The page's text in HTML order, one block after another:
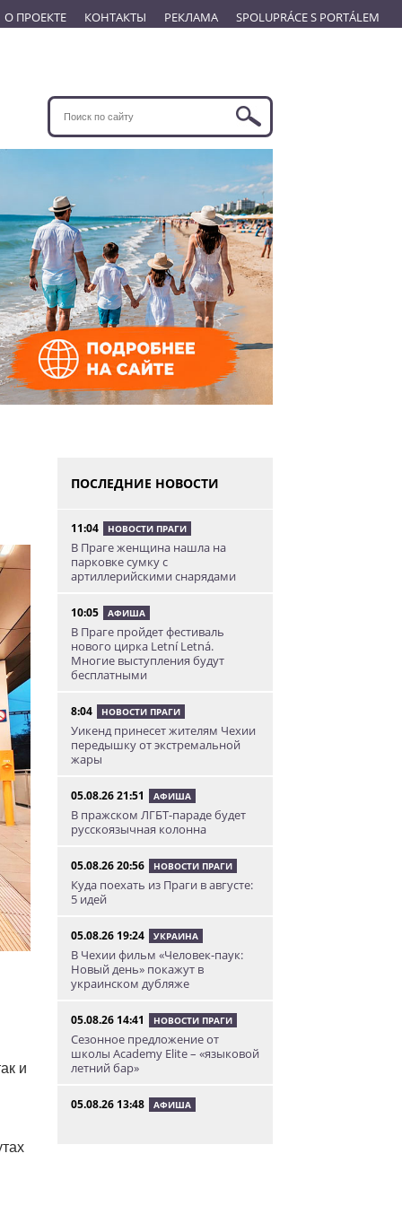
О ПРОЕКТЕ КОНТАКТЫ РЕКЛАМА SPOLUPRÁCE S PORTÁLEM
и
ПОСЛЕДНИЕ НОВОСТИ
11:04 НОВОСТИ ПРАГИ
В Праге женщина нашла на
парковке сумку с
артиллерийскими снарядами
10:05 АФИША
В Праге пройдет фестиваль
нового цирка Letní Letná.
Многие выступления будут
бесплатными
8:04 НОВОСТИ ПРАГИ
Уикенд принесет жителям Чехии
передышку от экстремальной
жары
05.08.26 21:51 АФИША
В пражском ЛГБТ-параде будет
русскоязычная колонна
05.08.26 20:56 НОВОСТИ ПРАГИ
Куда поехать из Праги в августе:
5 идей
05.08.26 19:24 УКРАИНА
В Чехии фильм «Человек-паук:
Новый день» покажут в
украинском дубляже
05.08.26 14:41 НОВОСТИ ПРАГИ
Сезонное предложение от
школы Academy Elite – «языковой
летний бар»
05.08.26 13:48 АФИША